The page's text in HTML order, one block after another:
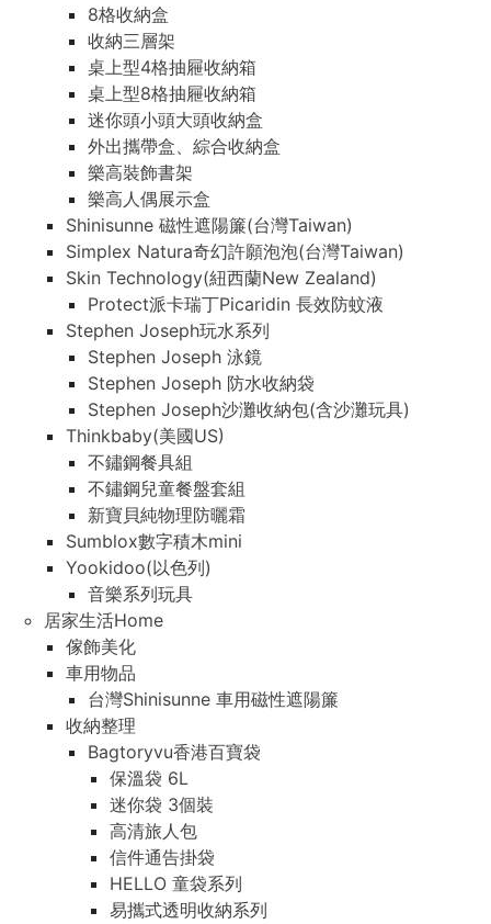
8格收納盒
收納三層架
桌上型4格抽屜收納箱
桌上型8格抽屜收納箱
迷你頭小頭大頭收納盒
外出攜帶盒、綜合收納盒
樂高裝飾書架
樂高人偶展示盒
Shinisunne 磁性遮陽簾(台灣Taiwan)
Simplex Natura奇幻許願泡泡(台灣Taiwan)
Skin Technology(紐西蘭New Zealand)
Protect派卡瑞丁Picaridin 長效防蚊液
Stephen Joseph玩水系列
Stephen Joseph 泳鏡
Stephen Joseph 防水收納袋
Stephen Joseph沙灘收納包(含沙灘玩具)
Thinkbaby(美國US)
不鏽鋼餐具組
不鏽鋼兒童餐盤套組
新寶貝純物理防曬霜
Sumblox數字積木mini
Yookidoo(以色列)
音樂系列玩具
居家生活Home
傢飾美化
車用物品
台灣Shinisunne 車用磁性遮陽簾
收納整理
Bagtoryvu香港百寶袋
保溫袋 6L
迷你袋 3個裝
高清旅人包
信件通告掛袋
HELLO 童袋系列
易攜式透明收納系列